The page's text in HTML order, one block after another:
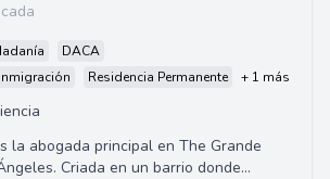
DACA
Residencia Permanente + 1 más
la abogada principal en The Grande
Criada en un barrio donde